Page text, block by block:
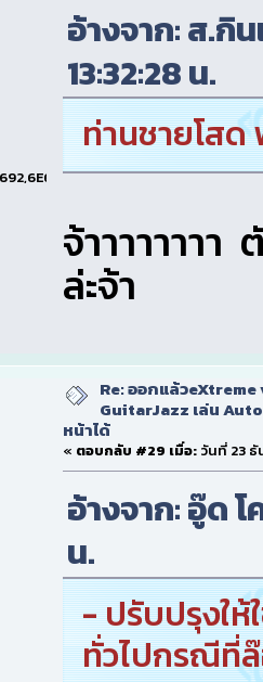
อ้างจาก: ส.กิ
13:32:28 น.
ท่านชายโสด
จ้าาาาาาาา
ล่ะจ้า
Re: ออกแล้ว
GuitarJazz เล่น
หน้าได้
« ตอบกลับ #29 เมื่อ: วันที่ 23 ธั
อ้างจาก: อู๊ด
น.
- ปรับปรุงให้
ทั่วไปกรณีที่